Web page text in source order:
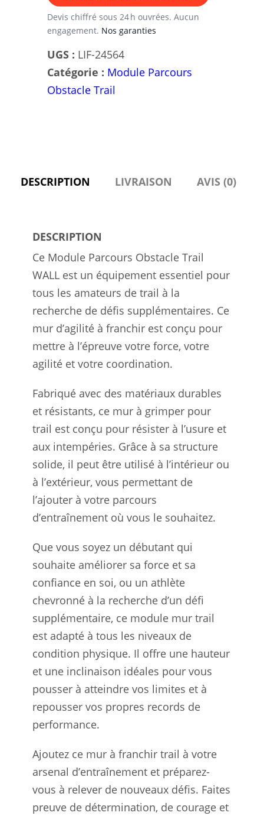
Devis chiffré sous 24 h ouvrées. Aucun
engagement. Nos garanties
UGS : LIF-24564
Catégorie : Module Parcours
Obstacle Trail
DESCRIPTION LIVRAISON AVIS (0)
DESCRIPTION
Ce Module Parcours Obstacle Trail
WALL est un équipement essentiel pour
tous les amateurs de trail à la
recherche de défis supplémentaires. Ce
mur d’agilité à franchir est conçu pour
mettre à l’épreuve votre force, votre
agilité et votre coordination.
Fabriqué avec des matériaux durables
et résistants, ce mur à grimper pour
trail est conçu pour résister à l’usure et
aux intempéries. Grâce à sa structure
solide, il peut être utilisé à l’intérieur ou
à l’extérieur, vous permettant de
l’ajouter à votre parcours
d’entraînement où vous le souhaitez.
Que vous soyez un débutant qui
souhaite améliorer sa force et sa
confiance en soi, ou un athlète
chevronné à la recherche d’un défi
supplémentaire, ce module mur trail
est adapté à tous les niveaux de
condition physique. Il offre une hauteur
et une inclinaison idéales pour vous
pousser à atteindre vos limites et à
repousser vos propres records de
performance.
Ajoutez ce mur à franchir trail à votre
arsenal d’entraînement et préparez-
vous à relever de nouveaux défis. Faites
preuve de détermination, de courage et